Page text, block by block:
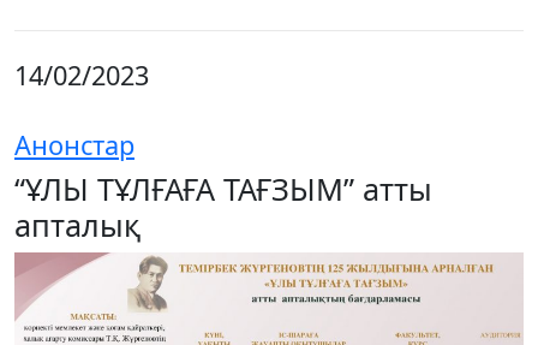
14/02/2023
Анонстар
“ҰЛЫ ТҰЛҒАҒА ТАҒЗЫМ” атты
апталық